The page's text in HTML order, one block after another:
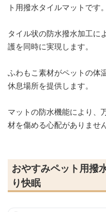
ト用撥水タイルマットです。
タイル状の防水撥水加工に
護を同時に実現します。
ふわもこ素材がペットの体
休息場所を提供します。
マットの防水機能により、
材を傷める心配がありません
おやすみペット用撥
り快眠